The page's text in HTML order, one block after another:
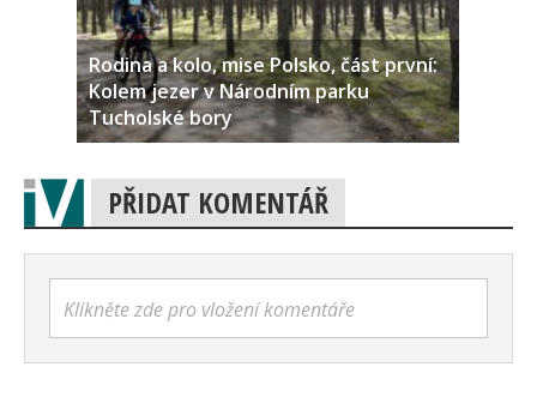
Rodina a kolo, mise Polsko, část první:
Kolem jezer v Národním parku
Tucholské bory
PŘIDAT KOMENTÁŘ
Klikněte zde pro vložení komentáře